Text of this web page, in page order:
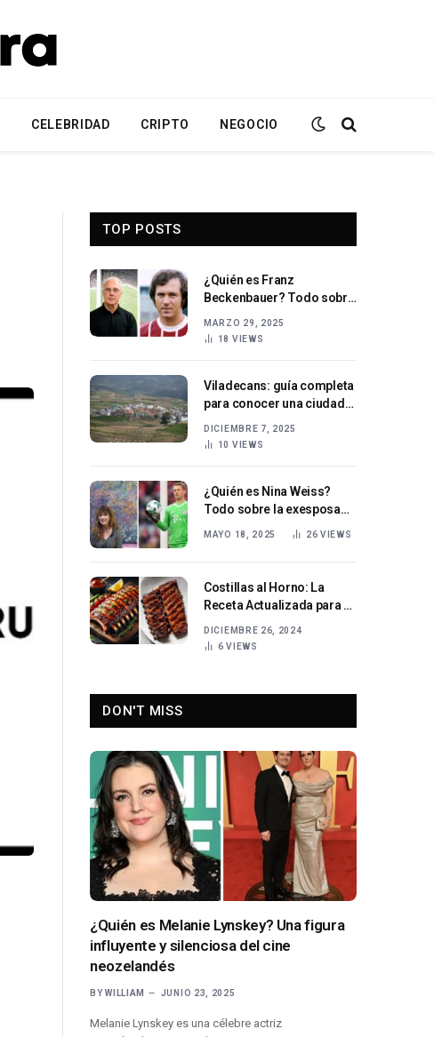
CELEBRIDAD CRIPTO NEGOCIO
TOP POSTS
¿Quién es Franz
Beckenbauer? Todo sobre
alemán.
MARZO 29, 2025
18 VIEWS
Viladecans: guía completa
para conocer una ciudad
crecimiento
DICIEMBRE 7, 2025
10 VIEWS
¿Quién es Nina Weiss?
Todo sobre la exesposa
de Manuel Neuer y su vida
MAYO 18, 2025 26 VIEWS
Costillas al Horno: La
Receta Actualizada para el
Españoles
DICIEMBRE 26, 2024
6VIEWS
DON'T MISS
¿Quién es Melanie Lynskey? Una figura
influyente y silenciosa del cine
neozelandés
BY WILLIAM JUNIO 23, 2025
Melanie Lynskey es una célebre actriz